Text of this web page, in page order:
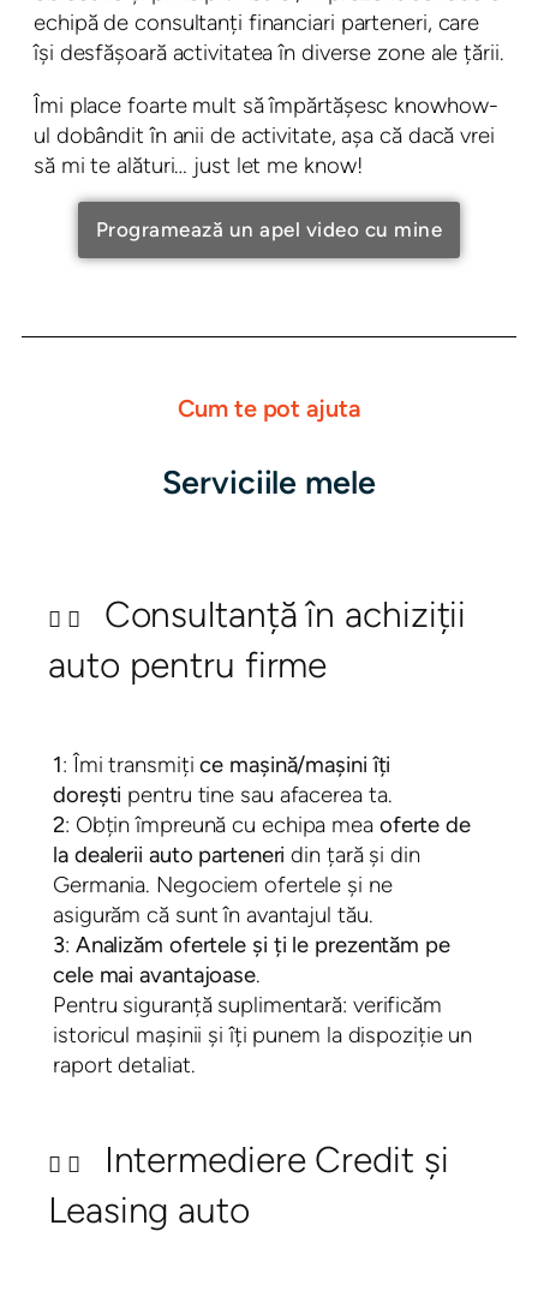
echipă de consultanți financiari parteneri, care
își desfășoară activitatea în diverse zone ale țării.
Îmi place foarte mult să împărtășesc knowhow-
ul dobândit în anii de activitate, așa că dacă vrei
să mi te alături… just let me know!
Programează un apel video cu mine
Cum te pot ajuta
Serviciile mele
Consultanță în achiziții
auto pentru firme
1: Îmi transmițice mașină/mașini îți
dorești pentru tine sau afacerea ta.
2: Obțin împreună cu echipa mea oferte de
la dealerii auto parteneri din țară și din
Germania. Negociem ofertele și ne
asigurăm că sunt în avantajul tău.
3: Analizăm ofertele și ți le prezentăm pe
cele mai avantajoase.
Pentru siguranță suplimentară: verificăm
istoricul mașinii și îți punem la dispoziție un
raport detaliat.
Intermediere Credit și
Leasing auto